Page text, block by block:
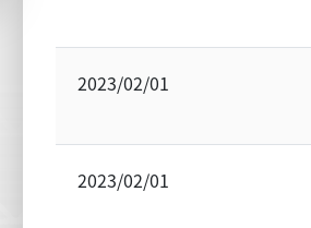
2023/02/01
2023/02/01